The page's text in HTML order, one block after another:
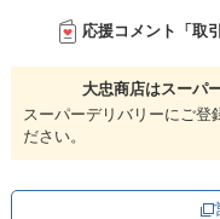
応援コメント「取
大忠商店はスーパ
スーパーデリバリーにご登
ださい。